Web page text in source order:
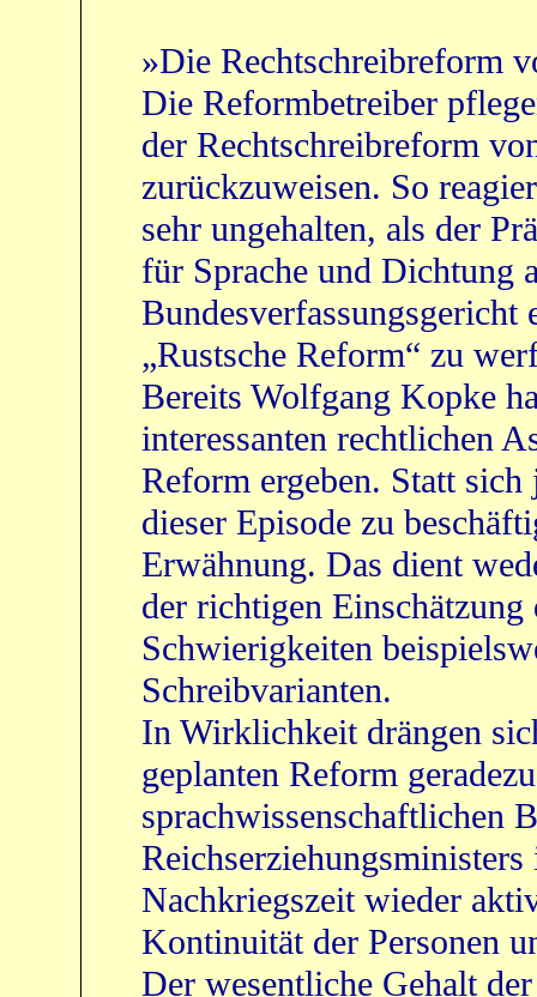
»Die Rechtschreibreform
Die Reformbetreiber
der Rechtschreibreform
zurückzuweisen. So
sehr ungehalten, als der
für Sprache und Dichtung
„Rustsche Reform“ zu
Bereits Wolfgang Kopke
interessanten rechtlichen
Reform ergeben. Statt
dieser Episode zu
Erwähnung. Das dient
der richtigen Einschätzung
Schwierigkeiten
Schreibvarianten.
In Wirklichkeit drängen
geplanten Reform
sprachwissenschaftlichen
Nachkriegszeit wieder
Kontinuität der Personen
Der wesentliche Gehalt